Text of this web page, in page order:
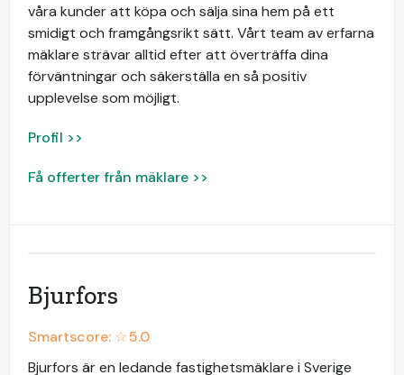
våra kunder att köpa och sälja sina hem på ett
smidigt och framgångsrikt sätt. Vårt team av erfarna
mäklare strävar alltid efter att överträffa dina
förväntningar och säkerställa en så positiv
upplevelse som möjligt.
Profil >>
Få offerter från mäklare >>
Bjurfors
Smartscore: ☆5.0
Bjurfors är en ledande fastighetsmäklare i Sverige